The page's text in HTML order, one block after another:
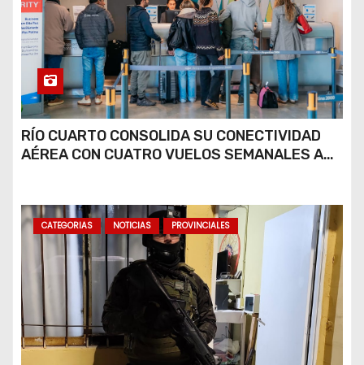
RÍO CUARTO CONSOLIDA SU CONECTIVIDAD
AÉREA CON CUATRO VUELOS SEMANALES A
CATEGORIAS NOTICIAS PROVINCIALES